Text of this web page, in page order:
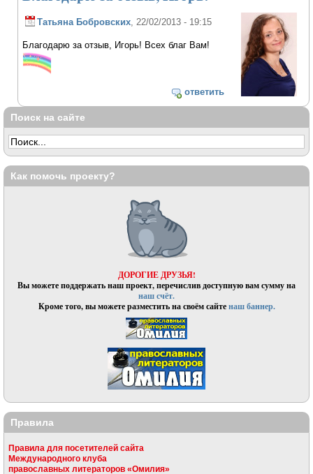
Татьяна Бобровских , 22/02/2013 - 19:15
Благодарю за отзыв, Игорь! Всех благ Вам!
ответить
Поиск на сайте
Как помочь проекту?
ДОРОГИЕ ДРУЗЬЯ!
Вы можете поддержать наш проект, перечислив доступную вам сумму на
наш счёт.
Кроме того, вы можете разместить на своём сайтенаш баннер.
Правила
Правила для посетителей сайта
Международного клуба
православных литераторов «Омилия»